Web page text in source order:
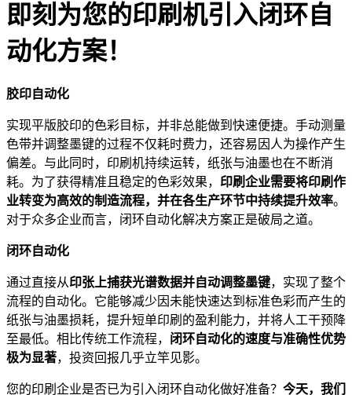
即刻为您的印刷机引入闭环自
动化方案！
胶印自动化
实现平版胶印的色彩目标，并非总能做到快速便捷。手动测量
色带并调整墨键的过程不仅耗时费力，还容易因人为操作产生
偏差。与此同时，印刷机持续运转，纸张与油墨也在不断消
耗。为了获得精准且稳定的色彩效果， 印刷企业需要将印刷作
业转变为高效的制造流程，并在各生产环节中持续提升效率。
对于众多企业而言，闭环自动化解决方案正是破局之道。
闭环自动化
通过直接从印张上捕获光谱数据并自动调整墨键，实现了整个
流程的自动化。它能够减少因未能快速达到标准色彩而产生的
纸张与油墨损耗，提升短单印刷的盈利能力，并将人工干预降
至最低。相比传统工作流程， 闭环自动化的速度与准确性优势
极为显著，投资回报几乎立竿见影。
您的印刷企业是否已为引入闭环自动化做好准备？ 今天，我们